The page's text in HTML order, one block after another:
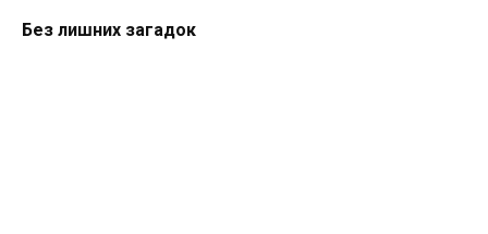
Без лишних загадок